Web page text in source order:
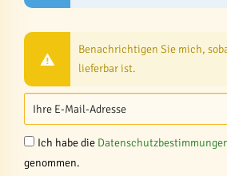
Benachrichtigen Sie mich,
lieferbar ist.
Ich habe die
genommen.